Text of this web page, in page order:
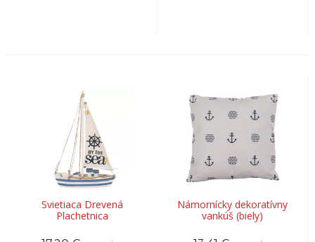
Svietiaca Drevená
Plachetnica
Námornícky dekoratívny
vankúš (biely)